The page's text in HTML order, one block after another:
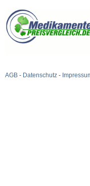
AGB - Datenschutz -